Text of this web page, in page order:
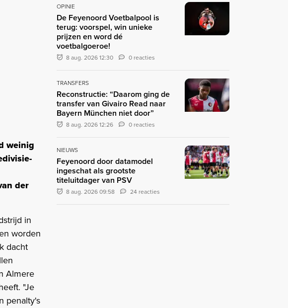
weinig
der
in
worden
dacht
Almere
"Je
penalty's
OPINIE
De Feyenoord Voetbalpool is
terug: voorspel, win unieke
prijzen en word dé
voetbalgoeroe!
8 aug. 2026 12:30 0 reacties
TRANSFERS
Reconstructie: “Daarom ging de
transfer van Givairo Read naar
Bayern München niet door”
8 aug. 2026 12:26 0 reacties
NIEUWS
Feyenoord door datamodel
ingeschat als grootste
titeluitdager van PSV
8 aug. 2026 09:58 24 reacties